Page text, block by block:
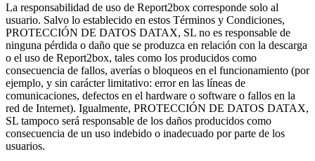
La responsabilidad de uso de Report2box corresponde solo al
usuario. Salvo lo establecido en estos Términos y Condiciones,
PROTECCIÓN DE DATOS DATAX, SL no es responsable de
ninguna pérdida o daño que se produzca en relación con la descarga
o el uso de Report2box, tales como los producidos como
consecuencia de fallos, averías o bloqueos en el funcionamiento (por
ejemplo, y sin carácter limitativo: error en las líneas de
comunicaciones, defectos en el hardware o software o fallos en la
red de Internet). Igualmente, PROTECCIÓN DE DATOS DATAX,
SL tampoco será responsable de los daños producidos como
consecuencia de un uso indebido o inadecuado por parte de los
usuarios.